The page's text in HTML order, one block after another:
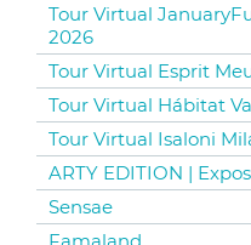
Tour Virtual
2026
Tour Virtual Esprit
Tour Virtual Hábitat
Tour Virtual Isaloni
ARTY EDITION |
Sensae